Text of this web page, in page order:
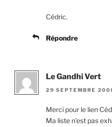
Cédric.
Répondre
Le Gandhi Vert
29 SEPTEMBRE
Merci pour le lien
Ma liste n’est pas